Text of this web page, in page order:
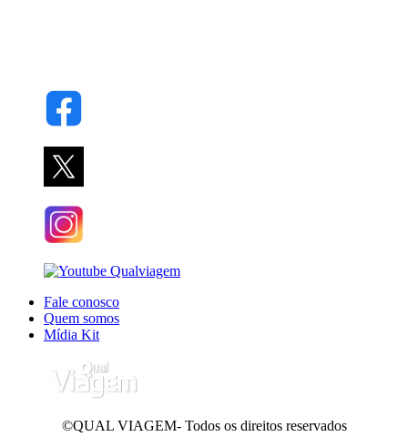
Fale conosco
Quem somos
Mídia Kit
©QUAL VIAGEM- Todos os direitos reservados